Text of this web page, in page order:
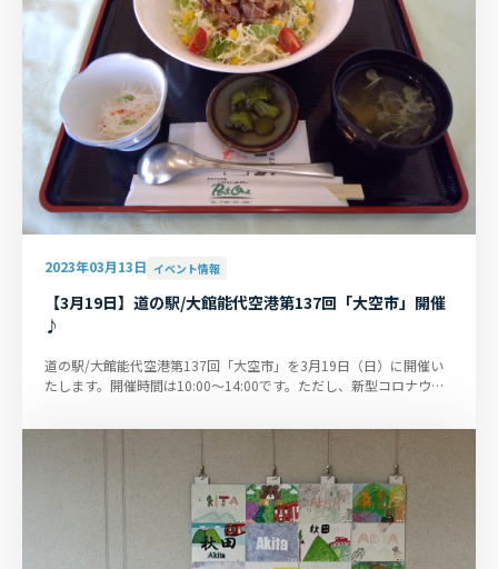
2023年03月13日 イベント情報
【3月19日】道の駅/大館能代空港第137回「大空市」開催
♪
道の駅/大館能代空港第137回「大空市」を3月19日（日）に開催い
たします。開催時間は10:00～14:00です。ただし、新型コロナウイ